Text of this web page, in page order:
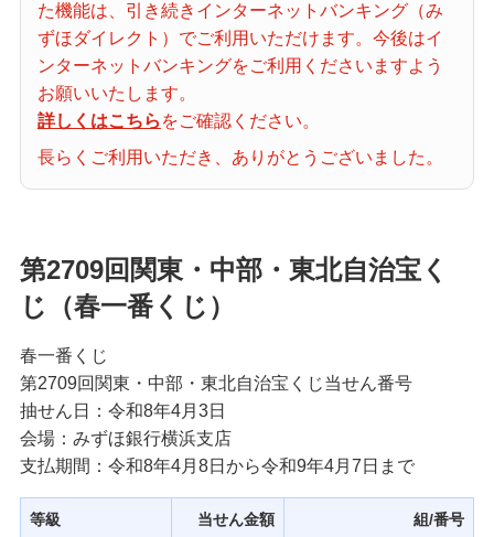
当せん番号案内
宝くじの購入・照会
宝くじ商品一覧
初めての方へ
みずほATM宝くじサービス
発売スケジュール
た機能は、引き続きインターネットバンキング（み
ずほダイレクト）でご利用いただけます。今後はイ
ンターネットバンキングをご利用くださいますよう
お願いいたします。
詳しくはこちら をご確認ください。
長らくご利用いただき、ありがとうございました。
第2709回関東・中部・東北自治宝く
じ（春一番くじ）
春一番くじ
第2709回関東・中部・東北自治宝くじ当せん番号
抽せん日：令和8年4月3日
会場：みずほ銀行横浜支店
支払期間：令和8年4月8日から令和9年4月7日まで
等級 当せん金額 組/番号